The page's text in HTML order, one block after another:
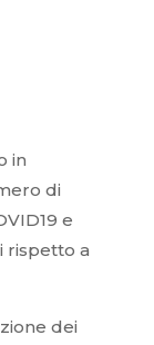
in
di
e
rispetto a
dei